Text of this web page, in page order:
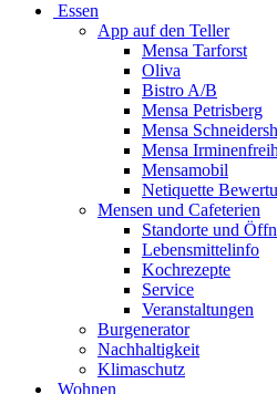
Essen
App auf den Teller
Mensa Tarforst
Oliva
Bistro A/B
Mensa Petrisberg
Mensa
Mensa
Mensamobil
Netiquette
Mensen und Cafeterien
Standorte und
Lebensmittelinfo
Kochrezepte
Service
Veranstaltungen
Burgenerator
Nachhaltigkeit
Klimaschutz
Wohnen